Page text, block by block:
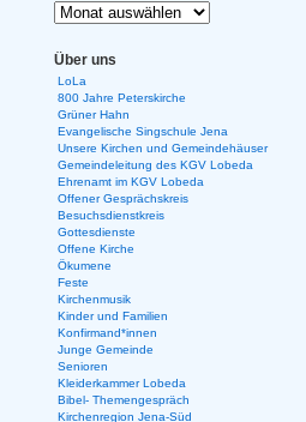
Über uns
LoLa
800 Jahre Peterskirche
Grüner Hahn
Evangelische Singschule Jena
Unsere Kirchen und Gemeindehäuser
Gemeindeleitung des KGV Lobeda
Ehrenamt im KGV Lobeda
Offener Gesprächskreis
Besuchsdienstkreis
Gottesdienste
Offene Kirche
Ökumene
Feste
Kirchenmusik
Kinder und Familien
Konfirmand*innen
Junge Gemeinde
Senioren
Kleiderkammer Lobeda
Bibel- Themengespräch
Kirchenregion Jena-Süd